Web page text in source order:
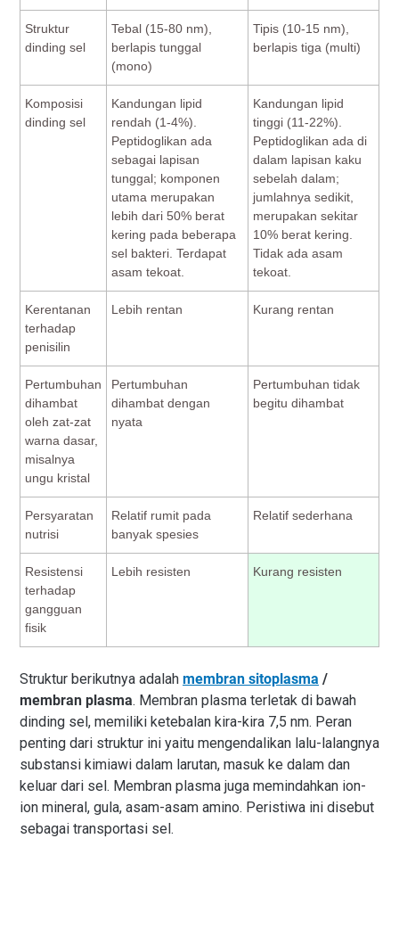
Struktur
dinding sel
Tebal (15-80 nm),
berlapis tunggal
(mono)
Tipis (10-15 nm),
berlapis tiga (multi)
Komposisi
dinding sel
Kandungan lipid
rendah (1-4%).
Peptidoglikan ada
sebagai lapisan
tunggal; komponen
utama merupakan
lebih dari 50% berat
kering pada beberapa
sel bakteri. Terdapat
asam tekoat.
Kandungan lipid
tinggi (11-22%).
Peptidoglikan ada di
dalam lapisan kaku
sebelah dalam;
jumlahnya sedikit,
merupakan sekitar
10% berat kering.
Tidak ada asam
tekoat.
Kerentanan
terhadap
penisilin
Lebih rentan Kurang rentan
Pertumbuhan
dihambat
oleh zat-zat
warna dasar,
misalnya
ungu kristal
Pertumbuhan
dihambat dengan
nyata
Pertumbuhan tidak
begitu dihambat
Persyaratan
nutrisi
Relatif rumit pada
banyak spesies
Relatif sederhana
Resistensi
terhadap
gangguan
fisik
Lebih resisten Kurang resisten
Struktur berikutnya adalah membran sitoplasma /
membran plasma. Membran plasma terletak di bawah
dinding sel, memiliki ketebalan kira-kira 7,5 nm. Peran
penting dari struktur ini yaitu mengendalikan lalu-lalangnya
substansi kimiawi dalam larutan, masuk ke dalam dan
keluar dari sel. Membran plasma juga memindahkan ion-
ion mineral, gula, asam-asam amino. Peristiwa ini disebut
sebagai transportasi sel.